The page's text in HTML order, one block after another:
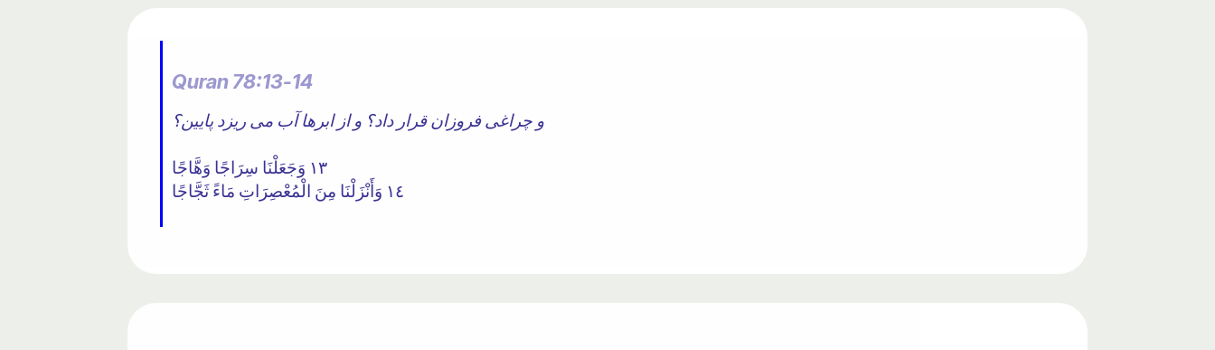
Quran 78:13-14
و چراغی فروزان قرار داد؟ و از ابرها آب می ریزد پایین؟
١٣ وَجَعَلْنَا سِرَاجًا وَهَّاجًا
١٤ وَأَنْزَلْنَا مِنَ الْمُعْصِرَاتِ مَاءً ثَجَّاجًا